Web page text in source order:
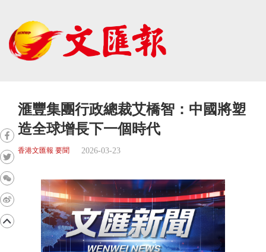
滙豐集團行政總裁艾橋智：中國將塑
造全球增長下一個時代
香港文匯報 要聞 2026-03-23